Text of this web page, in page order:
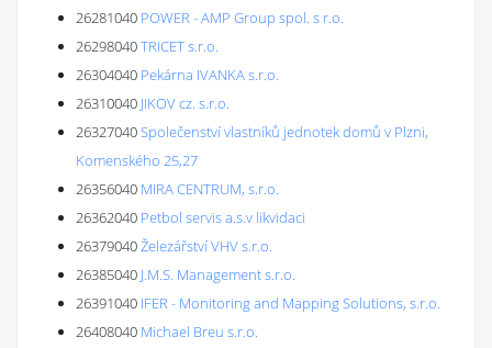
26281040 POWER - AMP Group spol. s r.o.
26298040TRICET s.r.o.
26304040 Pekárna IVANKA s.r.o.
26310040 JIKOV cz. s.r.o.
26327040Společenství vlastníků jednotek domů v Plzni,
Komenského 25,27
26356040 MIRA CENTRUM, s.r.o.
26362040 Petbol servis a.s.v likvidaci
26379040Železářství VHV s.r.o.
26385040 J.M.S. Management s.r.o.
26391040 IFER - Monitoring and Mapping Solutions, s.r.o.
26408040 Michael Breu s.r.o.